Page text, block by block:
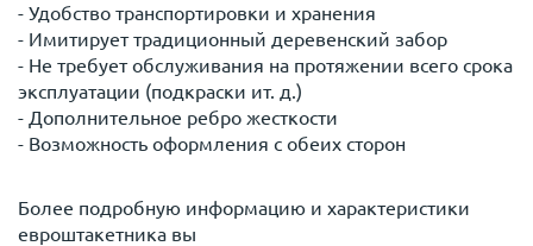
- Удобство транспортировки и хранения
- Имитирует традиционный деревенский забор
- Не требует обслуживания на протяжении всего срока
эксплуатации (подкраски ит. д.)
- Дополнительное ребро жесткости
- Возможность оформления с обеих сторон
Более подробную информацию и характеристики
евроштакетника вы